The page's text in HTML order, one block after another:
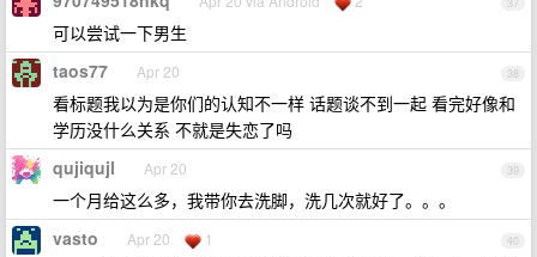
可以尝试一下男生
38
taos77 Apr 20
看标题我以为是你们的认知不一样 话题谈不到一起 看完好像和
学历没什么关系 不就是失恋了吗
39
qujiqujl Apr 20
一个月给这么多，我带你去洗脚，洗几次就好了。。。
40
vasto Apr 20 1